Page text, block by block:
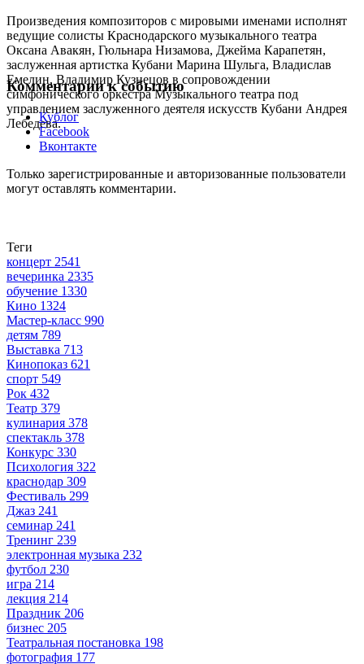
Произведения композиторов с мировыми именами исполнят
ведущие солисты Краснодарского музыкального театра
Оксана Авакян, Гюльнара Низамова, Джейма Карапетян,
заслуженная артистка Кубани Марина Шульга, Владислав
Емелин, Владимир Кузнецов в сопровождении
симфонического оркестра Музыкального театра под
управлением заслуженного деятеля искусств Кубани Андрея
Лебедева.
Комментарии к событию
Кублог
Facebook
Вконтакте
Только зарегистрированные и авторизованные пользователи
могут оставлять комментарии.
Теги
концерт 2541
вечеринка 2335
обучение 1330
Кино 1324
Мастер-класс 990
детям 789
Выставка 713
Кинопоказ 621
спорт 549
Рок 432
Театр 379
кулинария 378
спектакль 378
Конкурс 330
Психология 322
краснодар 309
Фестиваль 299
Джаз 241
семинар 241
Тренинг 239
электронная музыка 232
футбол 230
игра 214
лекция 214
Праздник 206
бизнес 205
Театральная постановка 198
фотография 177